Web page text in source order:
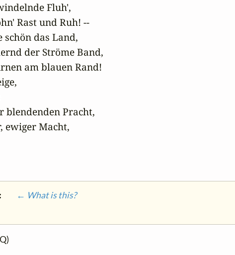
Fluh',
Rast und Ruh! --
schön das Land,
der Ströme Band,
am blauen Rand!
blendenden Pracht,
ewiger Macht,
← What is this?